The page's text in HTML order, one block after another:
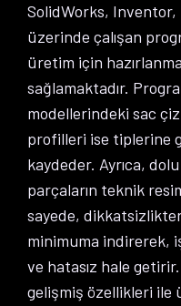
SolidWorks, Inventor,
üzerinde çalışan
üretim için
sağlamaktadır.
modellerindeki sac
profilleri ise tiplerine
kaydeder. Ayrıca,
parçaların teknik
sayede,
minimuma indirerek,
ve hatasız hale
gelişmiş özellikleri